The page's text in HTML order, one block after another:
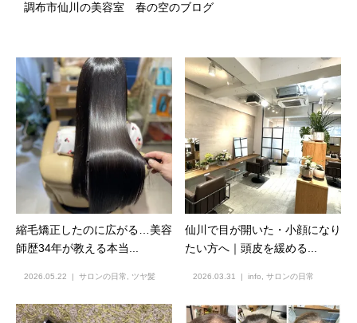
調布市仙川の美容室 春の空のブログ
縮毛矯正したのに広がる…美容
師歴34年が教える本当...
2026.05.22 サロンの日常 ツヤ髪
仙川で目が開いた・小顔になり
たい方へ｜頭皮を緩める...
2026.03.31 info サロンの日常